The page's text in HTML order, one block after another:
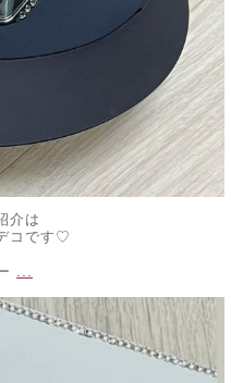
介は
コです♡